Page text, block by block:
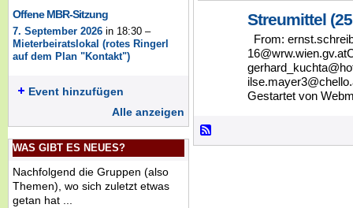
Offene MBR-Sitzung
7. September 2026 in 18:30 –
Mieterbeiratslokal (rotes Ringerl
auf dem Plan "Kontakt")
Event hinzufügen
Alle anzeigen
WAS GIBT ES NEUES?
Nachfolgend die Gruppen (also
Themen), wo sich zuletzt etwas
getan hat ...
Streumittel
From:
Gestartet von